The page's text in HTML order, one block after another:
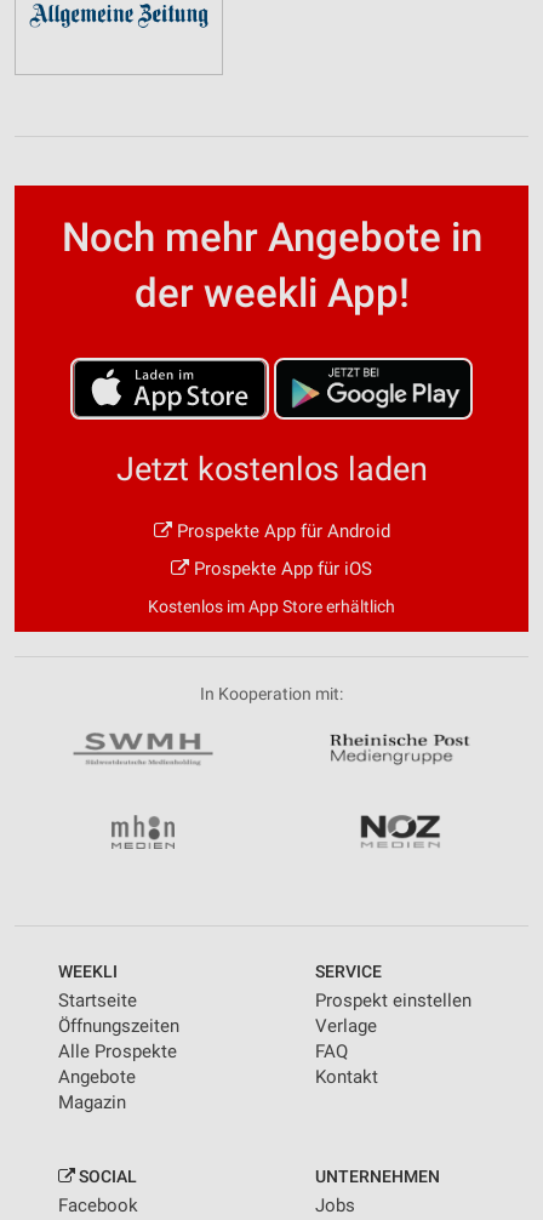
Noch mehr Angebote in
der weekli App!
Jetzt kostenlos laden
Prospekte App für Android
Prospekte App für iOS
Kostenlos im App Store erhältlich
In Kooperation mit:
WEEKLI
Startseite
Öffnungszeiten
Alle Prospekte
Angebote
Magazin
SERVICE
Prospekt einstellen
Verlage
FAQ
Kontakt
SOCIAL
Facebook
UNTERNEHMEN
Jobs